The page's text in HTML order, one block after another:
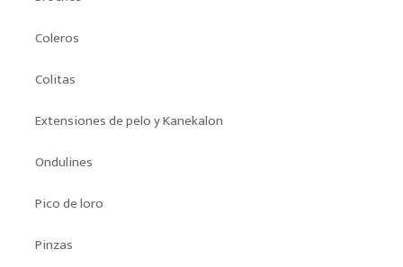
Coleros
Colitas
Extensiones de pelo y Kanekalon
Ondulines
Pico de loro
Pinzas